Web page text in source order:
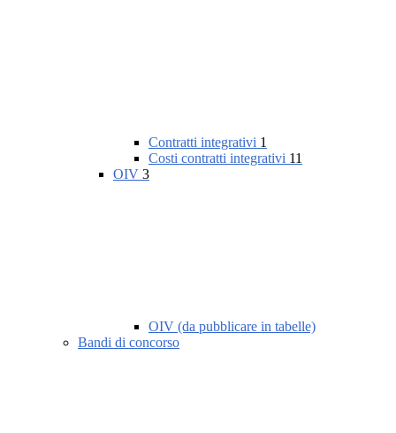
Contratti integrativi 1
Costi contratti integrativi 11
OIV 3
OIV (da pubblicare in tabelle)
Bandi di concorso